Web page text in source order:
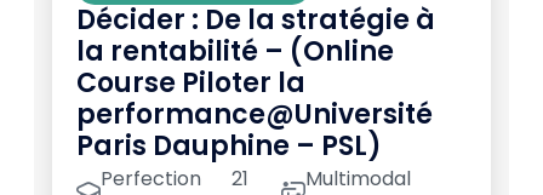
Décider : De la stratégie à
la rentabilité – (Online
Course Piloter la
performance@Université
Paris Dauphine – PSL)
Perfection
21
Multimodal